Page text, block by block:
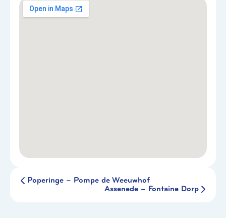
Poperinge – Pompe de Weeuwhof
Assenede – Fontaine Dorp